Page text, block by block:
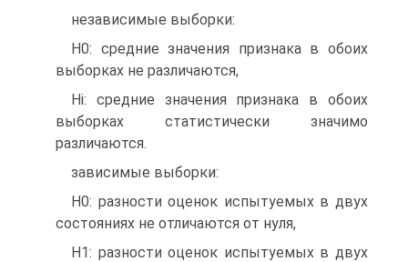
независимые выборки:
Н0: средние значения признака в обоих
выборках не различаются,
Ні: средние значения признака в обоих
выборках статистически значимо
различаются.
зависимые выборки:
Н0: разности оценок испытуемых в двух
состояниях не отличаются от нуля,
Н1: разности оценок испытуемых в двух